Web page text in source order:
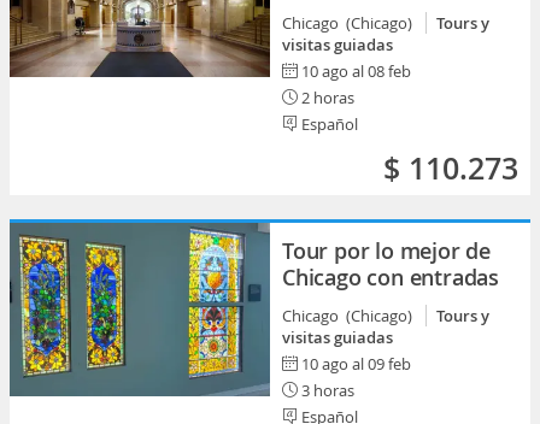
Chicago (Chicago)
Tours y
visitas guiadas
10 ago al 08 feb
2 horas
Español
$ 110.273
Tour por lo mejor de
Chicago con entradas
Chicago (Chicago)
Tours y
visitas guiadas
10 ago al 09 feb
3 horas
Español